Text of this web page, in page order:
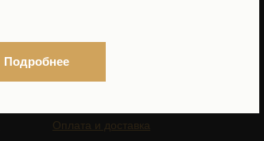
Оплата и доставка
Подробнее